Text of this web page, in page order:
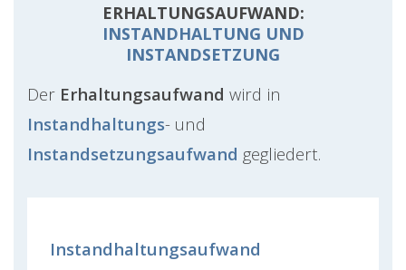
ERHALTUNGSAUFWAND:
INSTANDHALTUNG UND
INSTANDSETZUNG
Der Erhaltungsaufwand wird in
Instandhaltungs- und
Instandsetzungsaufwand gegliedert.
Instandhaltungsaufwand